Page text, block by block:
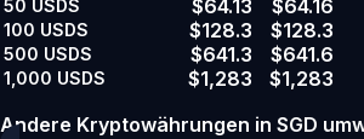
50 USDS $64.13 $64.16
100 USDS $128.3 $128.3
500 USDS $641.3 $641.6
1,000 USDS $1,283
$1,283
Andere Kryptowährungen in SGD